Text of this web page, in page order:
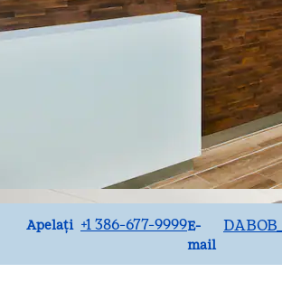
Apelați
Apel +1 386-677-9999E-
mail
Email